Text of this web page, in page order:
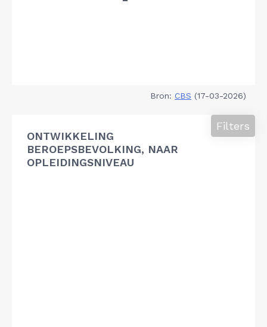
Bron: CBS (17-03-2026)
ONTWIKKELING
BEROEPSBEVOLKING, NAAR
OPLEIDINGSNIVEAU
Filters